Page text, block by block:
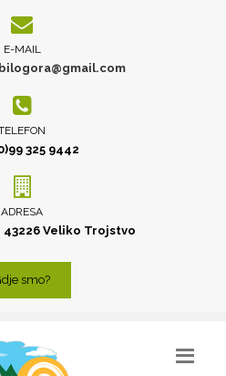
E-MAIL
325 9442
ADRESA
43226 Veliko Trojstvo
smo?